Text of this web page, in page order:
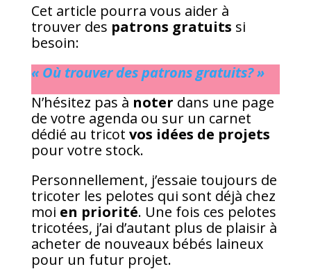
Cet article pourra vous aider à
trouver des patrons gratuits si
besoin:
« Où trouver des patrons gratuits? »
N’hésitez pas à noter dans une page
de votre agenda ou sur un carnet
dédié au tricot vos idées de projets
pour votre stock.
Personnellement, j’essaie toujours de
tricoter les pelotes qui sont déjà chez
moi en priorité. Une fois ces pelotes
tricotées, j’ai d’autant plus de plaisir à
acheter de nouveaux bébés laineux
pour un futur projet.